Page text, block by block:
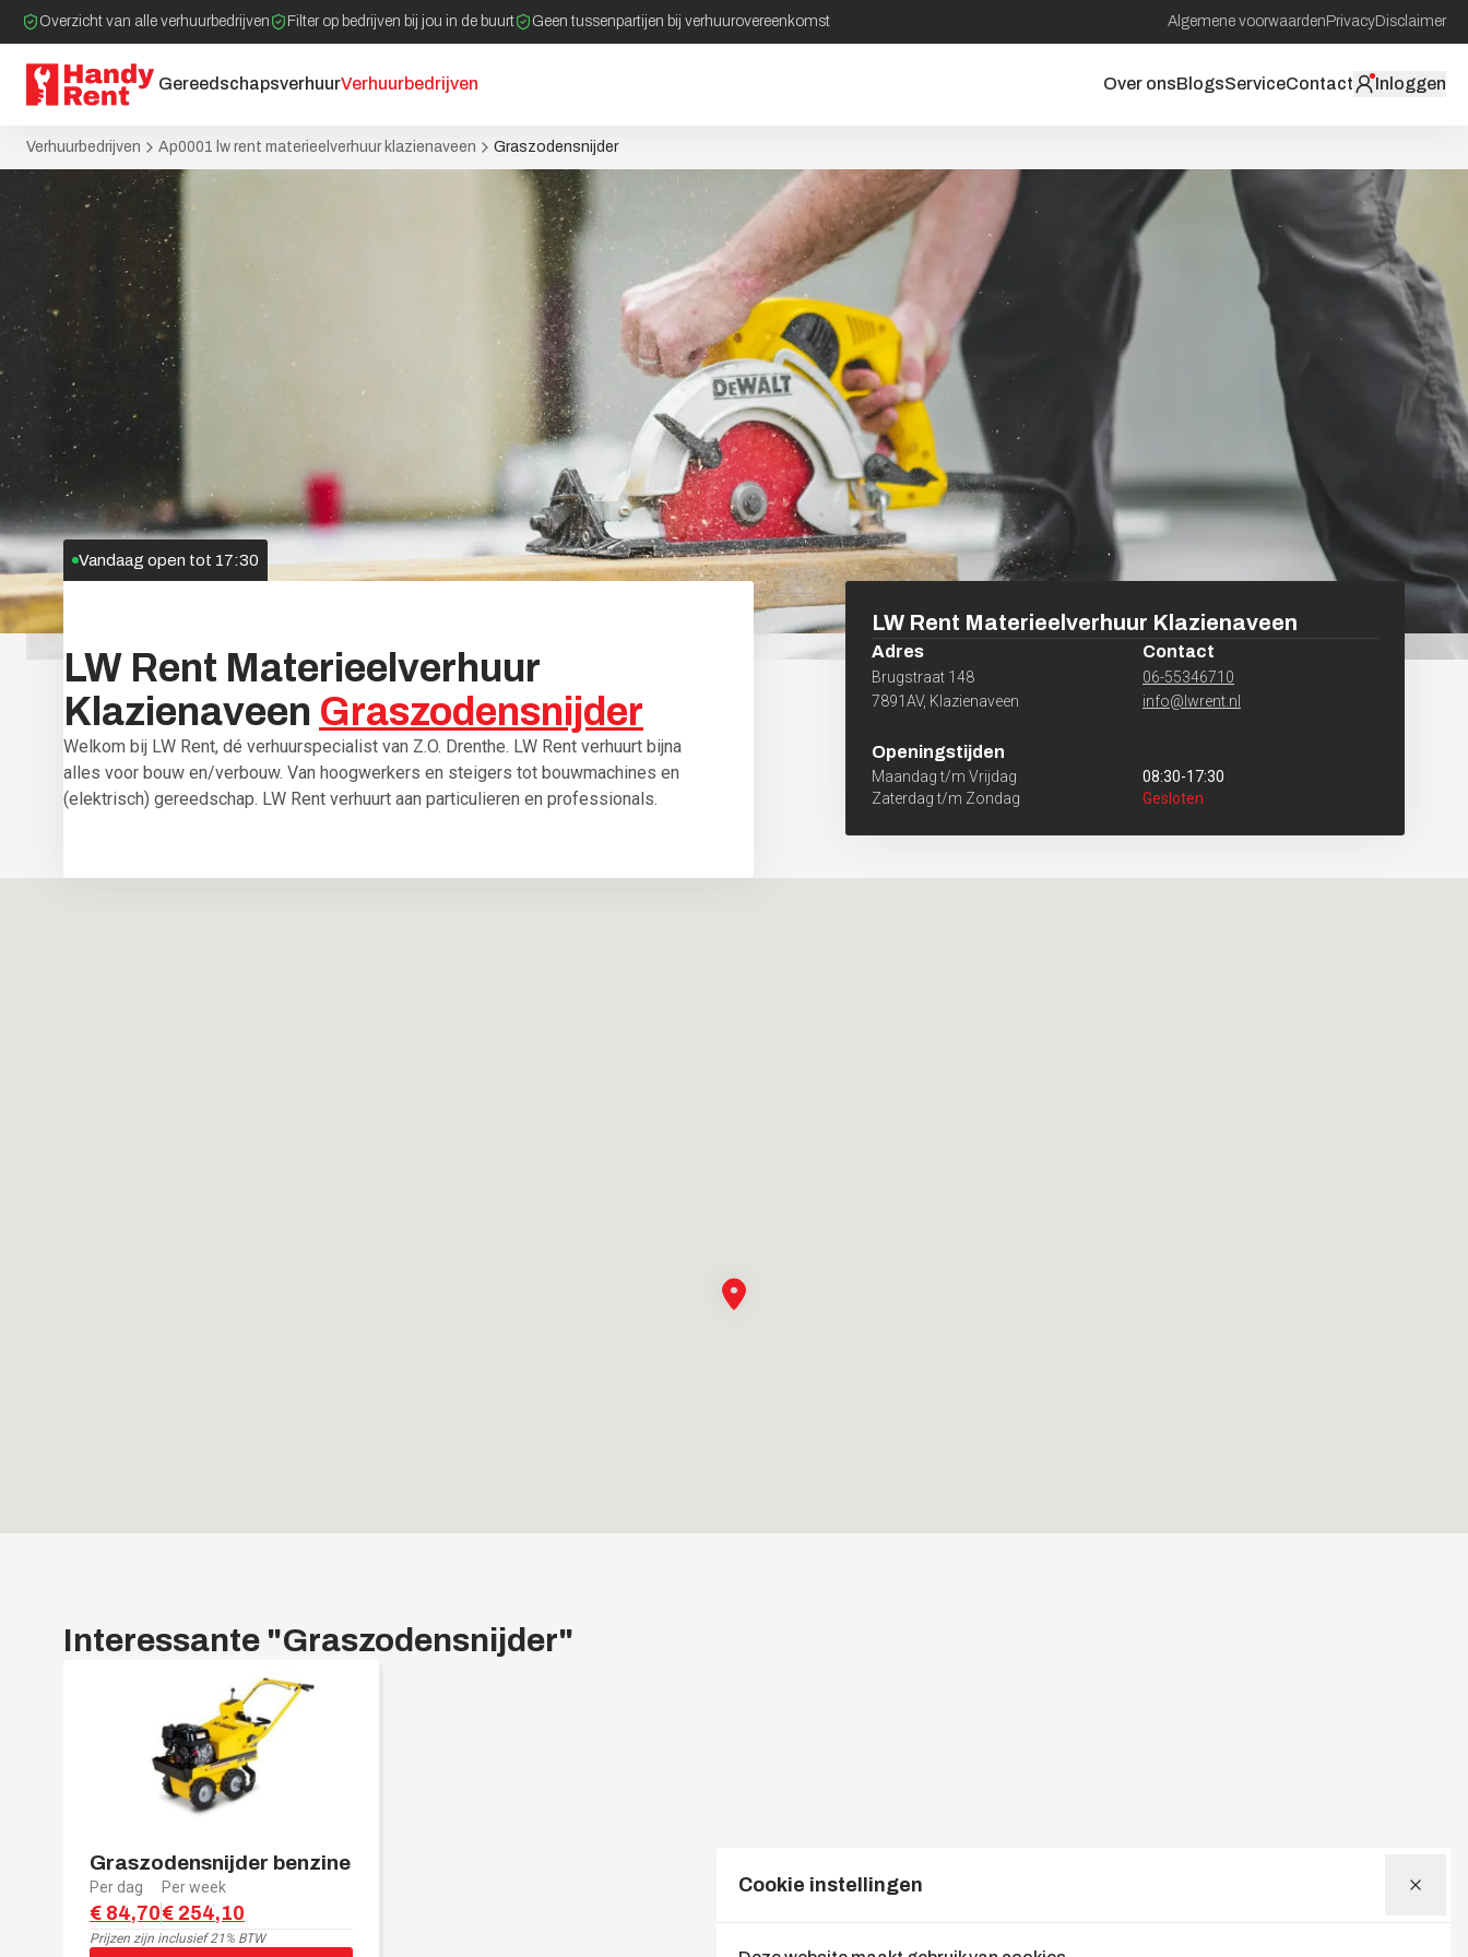
Overzicht van alle verhuurbedrijven Filter op bedrijven bij jou in de buurt Geen tussenpartijen bij verhuurovereenkomst Algemene voorwaarden PrivacyDisclaimer
GereedschapsverhuurVerhuurbedrijven Over onsBlogsServiceContact Inloggen
Verhuurbedrijven Ap0001 lw rent materieelverhuur klazienaveen Graszodensnijder
LW Rent Materieelverhuur
Klazienaveen Graszodensnijder
Welkom bij LW Rent, dé verhuurspecialist van Z.O. Drenthe. LW Rent verhuurt bijna
alles voor bouw en/verbouw. Van hoogwerkers en steigers tot bouwmachines en
(elektrisch) gereedschap. LW Rent verhuurt aan particulieren en professionals.
Vandaag open tot 17:30
LW Rent Materieelverhuur Klazienaveen
Adres
Brugstraat 148
7891AV, Klazienaveen
Contact
06-55346710
info@lwrent.nl
Openingstijden
Maandag t/m Vrijdag 08:30-17:30
Zaterdag t/m Zondag
Gesloten
Interessante "Graszodensnijder"
Graszodensnijder benzine
Per dag
€ 84,70
Per week
€ 254,10
Prijzen zijn inclusief 21% BTW
Cookie instellingen